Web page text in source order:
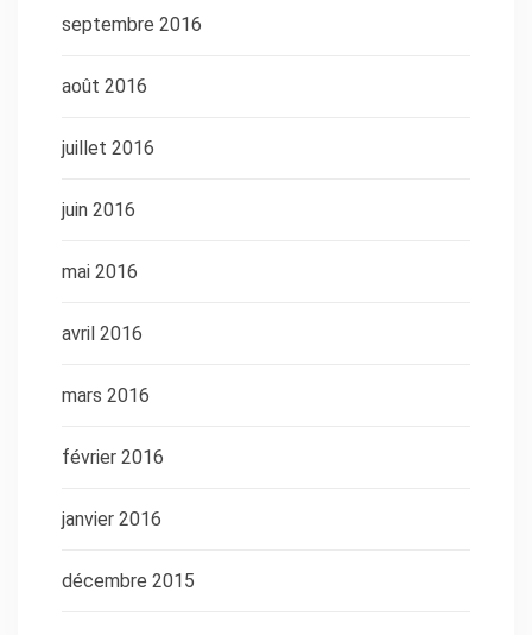
septembre 2016
août 2016
juillet 2016
juin 2016
mai 2016
avril 2016
mars 2016
février 2016
janvier 2016
décembre 2015